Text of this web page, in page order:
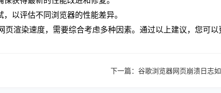
以评估不同浏览器的性能差异。
页渲染速度，需要综合考虑多种因素。通过以上建议，您可
下一篇： 谷歌浏览器网页崩溃日志